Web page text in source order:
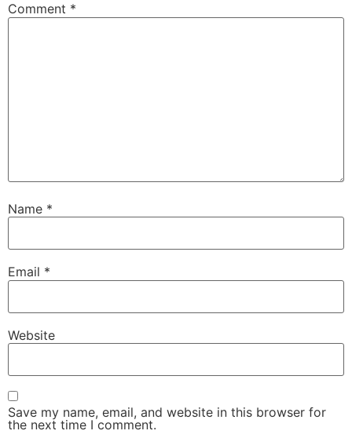
Comment *
Name *
Email *
Website
Save my name, email, and website in this browser for
the next time I comment.